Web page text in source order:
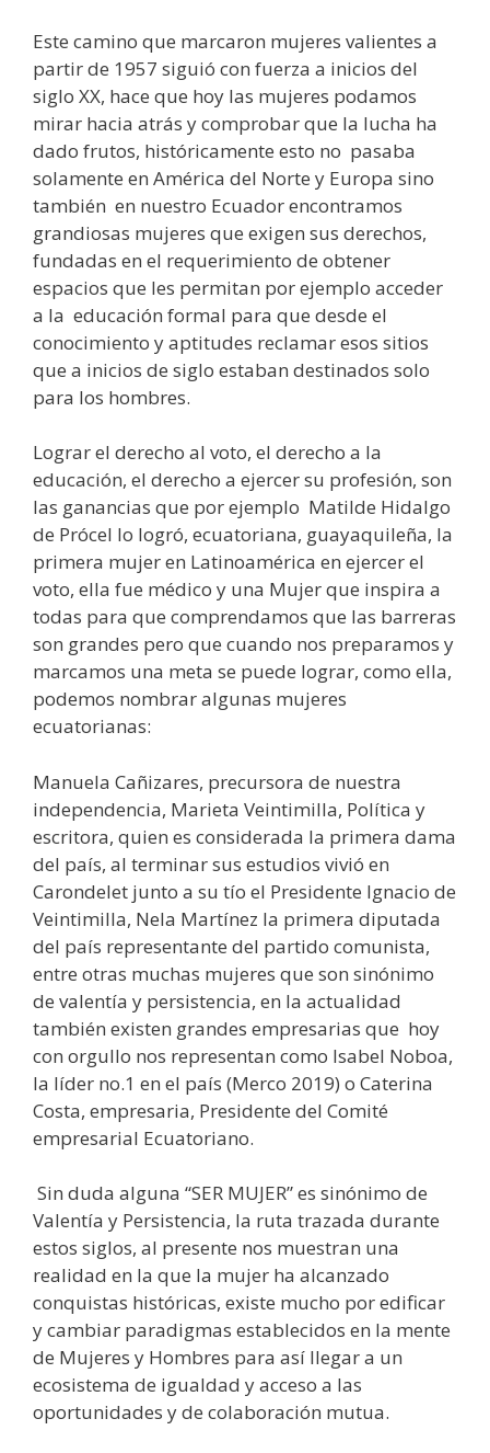
Este camino que marcaron mujeres valientes a
partir de 1957 siguió con fuerza a inicios del
siglo XX, hace que hoy las mujeres podamos
mirar hacia atrás y comprobar que la lucha ha
dado frutos, históricamente esto no pasaba
solamente en América del Norte y Europa sino
también en nuestro Ecuador encontramos
grandiosas mujeres que exigen sus derechos,
fundadas en el requerimiento de obtener
espacios que les permitan por ejemplo acceder
a la educación formal para que desde el
conocimiento y aptitudes reclamar esos sitios
que a inicios de siglo estaban destinados solo
para los hombres.
Lograr el derecho al voto, el derecho a la
educación, el derecho a ejercer su profesión, son
las ganancias que por ejemplo Matilde Hidalgo
de Prócel lo logró, ecuatoriana, guayaquileña, la
primera mujer en Latinoamérica en ejercer el
voto, ella fue médico y una Mujer que inspira a
todas para que comprendamos que las barreras
son grandes pero que cuando nos preparamos y
marcamos una meta se puede lograr, como ella,
podemos nombrar algunas mujeres
ecuatorianas:
Manuela Cañizares, precursora de nuestra
independencia, Marieta Veintimilla, Política y
escritora, quien es considerada la primera dama
del país, al terminar sus estudios vivió en
Carondelet junto a su tío el Presidente Ignacio de
Veintimilla, Nela Martínez la primera diputada
del país representante del partido comunista,
entre otras muchas mujeres que son sinónimo
de valentía y persistencia, en la actualidad
también existen grandes empresarias que hoy
con orgullo nos representan como Isabel Noboa,
la líder no.1 en el país (Merco 2019) o Caterina
Costa, empresaria, Presidente del Comité
empresarial Ecuatoriano.
Sin duda alguna “SER MUJER” es sinónimo de
Valentía y Persistencia, la ruta trazada durante
estos siglos, al presente nos muestran una
realidad en la que la mujer ha alcanzado
conquistas históricas, existe mucho por edificar
y cambiar paradigmas establecidos en la mente
de Mujeres y Hombres para así llegar a un
ecosistema de igualdad y acceso a las
oportunidades y de colaboración mutua.